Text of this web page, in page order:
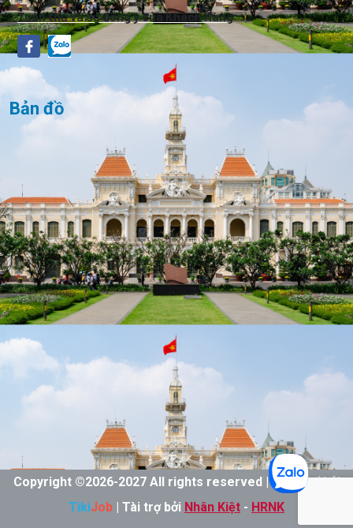
Tuân thủ và sự đồng ý của Khách Hàng
Bản đồ
Copyright ©2026-2027 All rights reserved | Thiết kế bởi
TikiJob | Tài trợ bởi Nhân Kiệt - HRNK